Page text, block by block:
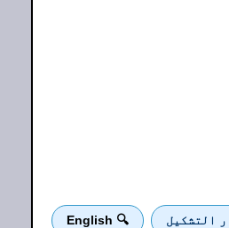
التشكيل 🔍 English